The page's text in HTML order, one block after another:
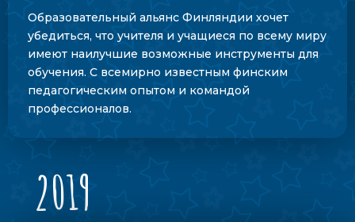
Образовательный альянс Финляндии хочет
убедиться, что учителя и учащиеся по всему миру
имеют наилучшие возможные инструменты для
обучения. С всемирно известным финским
педагогическим опытом и командой
профессионалов.
2019